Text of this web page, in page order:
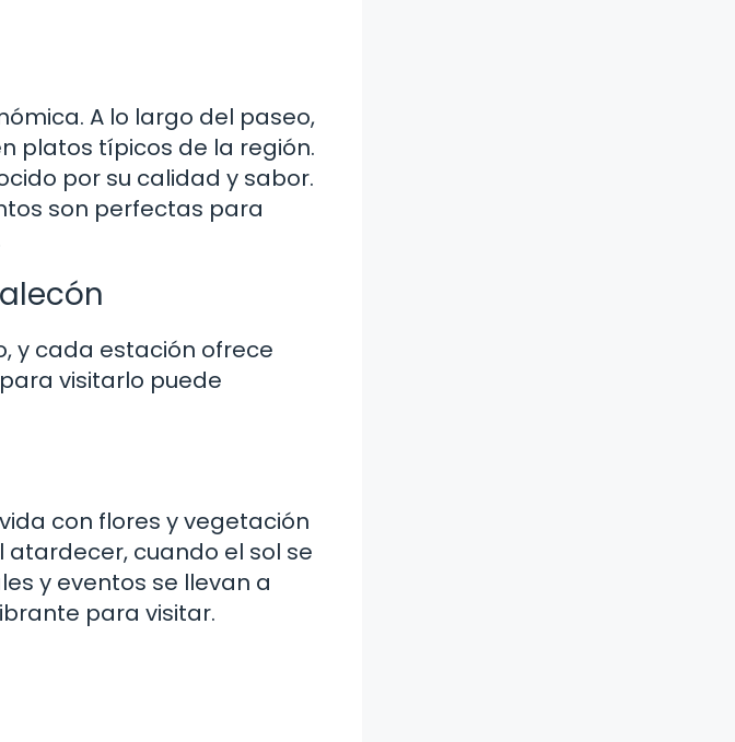
A lo largo del paseo,
platos típicos de la región.
por su calidad y sabor.
son perfectas para
y cada estación ofrece
visitarlo puede
con flores y vegetación
cuando el sol se
y eventos se llevan a
para visitar.